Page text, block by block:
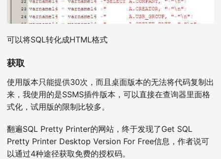
可以将SQL转化成HTML格式
获取
使用版本只能提供30次，而且桌面版本的无法将代码复制出
来，我使用的是SSMS插件版本，可以直接在查询器里面格
式化，试用版的限制比较多。
翻遍SQL Pretty Printer的网站，终于发现了Get SQL
Pretty Printer Desktop Version For Free信息，作者说可
以通过4种途径获取免费的授权码。